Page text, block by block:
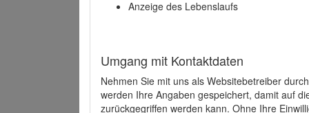
Anzeige des Lebenslaufs
Umgang mit Kontaktdaten
Nehmen Sie mit uns als Websitebetreiber
werden Ihre Angaben gespeichert, damit auf
zurückgegriffen werden kann. Ohne Ihre